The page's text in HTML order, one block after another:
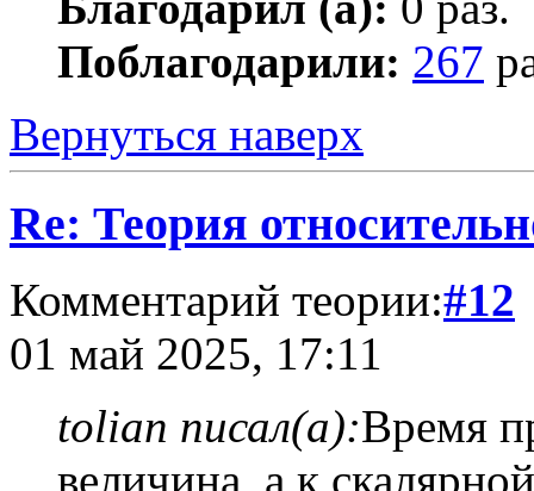
Поблагодарили: 267
Вернуться наверх
Re: Теория
Комментарий теории:#12
01 май 2025, 17:11
tolian писал(а):Время
величина, а к